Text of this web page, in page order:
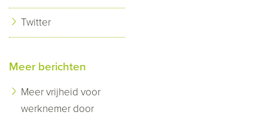
Twitter
Meer berichten
Meer vrijheid voor
werknemer door